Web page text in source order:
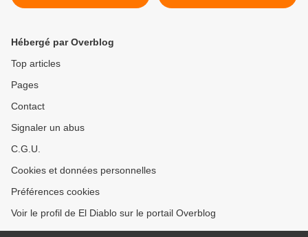
000 tracteurs attendus à
Mantes-la-Jolie >
Hébergé par Overblog
Top articles
Pages
Contact
Signaler un abus
C.G.U.
Cookies et données personnelles
Préférences cookies
Voir le profil de El Diablo sur le portail Overblog